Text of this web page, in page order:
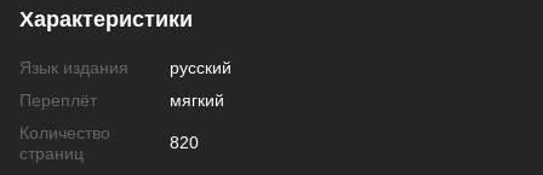
Характеристики
Язык издания
русский
Переплёт
мягкий
Количество
страниц
820